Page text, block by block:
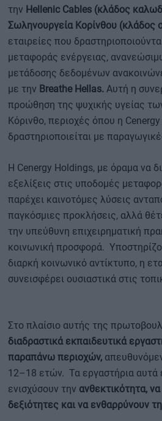
την Hellenic Cables (κλάδος
Σωληνουργεία Κορίνθου (κλάδος
εταιρείες που
μεταφοράς ενέργειας,
μετάδοσης δεδομένων
με την Breathe Hellas. Αυτή η
προώθηση της ψυχικής υγείας
Κόρινθο, περιοχές όπου η
δραστηριοποιείται με
Η Cenergy Holdings, με όραμα να
εξελίξεις στις υποδομές
παρέχει καινοτόμες λύσεις
παγκόσμιες προκλήσεις, αλλά
την υπεύθυνη επιχειρηματική
κοινωνική προσφορά.
διαρκή κοινωνικό αντίκτυπο, η
συνεισφέρει ουσιαστικά στις
Στο πλαίσιο αυτής της
διαδραστικά εκπαιδευτικά
παραπάνω περιοχών,
12–18 ετών. Τα εργαστήρια αυτά
ενισχύσουν την ανθεκτικότητα,
δεξιότητες και να ενθαρρύνουν